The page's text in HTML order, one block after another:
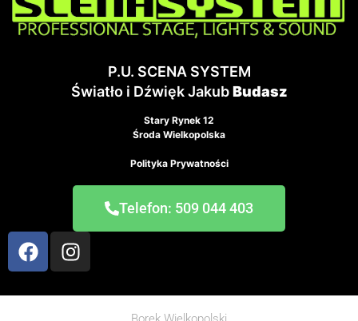
P.U. SCENA SYSTEM
Światło i Dźwięk JakubBudasz
Stary Rynek 12
Środa Wielkopolska
Polityka Prywatności
Telefon: 509 044 403